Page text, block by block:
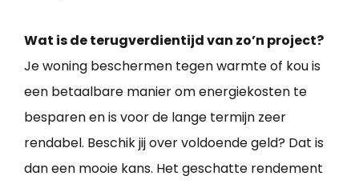
Wat is de terugverdientijd van zo’n project?
Je woning beschermen tegen warmte of kou is
een betaalbare manier om energiekosten te
besparen en is voor de lange termijn zeer
rendabel. Beschik jij over voldoende geld? Dat is
dan een mooie kans. Het geschatte rendement